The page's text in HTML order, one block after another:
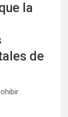
la
de